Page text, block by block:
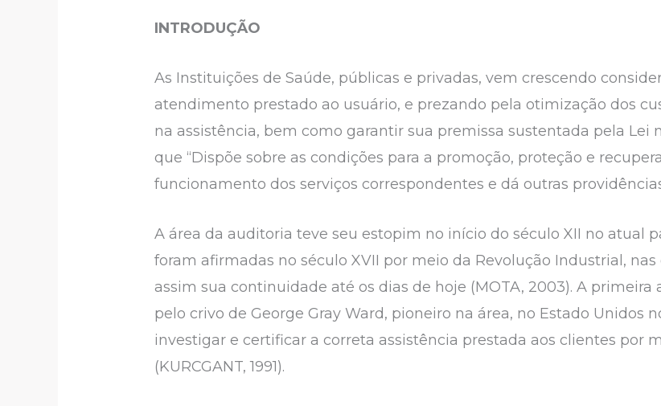
INTRODUÇÃO
As Instituições de Saúde, públicas e privadas, vem crescendo
atendimento prestado ao usuário, e prezando pela otimização dos
na assistência, bem como garantir sua premissa sustentada pela Lei
que “Dispõe sobre as condições para a promoção, proteção e
funcionamento dos serviços correspondentes e dá outras
A área da auditoria teve seu estopim no início do século XII no atual
foram afirmadas no século XVII por meio da Revolução Industrial,
assim sua continuidade até os dias de hoje (MOTA, 2003). A
pelo crivo de George Gray Ward, pioneiro na área, no Estado Unidos
investigar e certificar a correta assistência prestada aos clientes por
(KURCGANT, 1991).